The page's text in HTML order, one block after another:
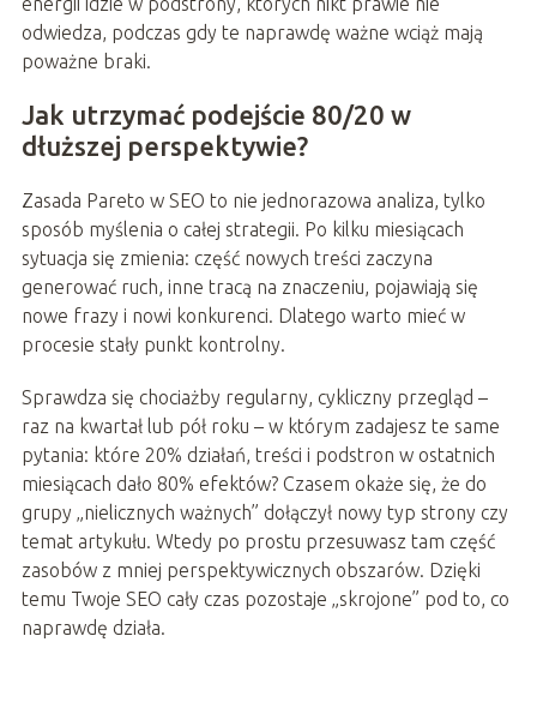
odwiedza, podczas gdy te naprawdę ważne wciąż mają
poważne braki.
Jak utrzymać podejście 80/20 w
dłuższej perspektywie?
Zasada Pareto w SEO to nie jednorazowa analiza, tylko
sposób myślenia o całej strategii. Po kilku miesiącach
sytuacja się zmienia: część nowych treści zaczyna
generować ruch, inne tracą na znaczeniu, pojawiają się
nowe frazy i nowi konkurenci. Dlatego warto mieć w
procesie stały punkt kontrolny.
Sprawdza się chociażby regularny, cykliczny przegląd –
raz na kwartał lub pół roku – w którym zadajesz te same
pytania: które 20% działań, treści i podstron w ostatnich
miesiącach dało 80% efektów? Czasem okaże się, że do
grupy „nielicznych ważnych” dołączył nowy typ strony czy
temat artykułu. Wtedy po prostu przesuwasz tam część
zasobów z mniej perspektywicznych obszarów. Dzięki
temu Twoje SEO cały czas pozostaje „skrojone” pod to, co
naprawdę działa.